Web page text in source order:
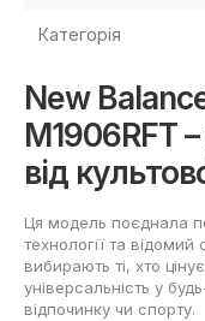
Категорія
New
M1906RFT
від
Ця модель поєднала
технології та
вибирають ті, хто
універсальність у
відпочинку чи спорту.